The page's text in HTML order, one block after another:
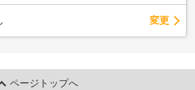
変更
ページトップへ